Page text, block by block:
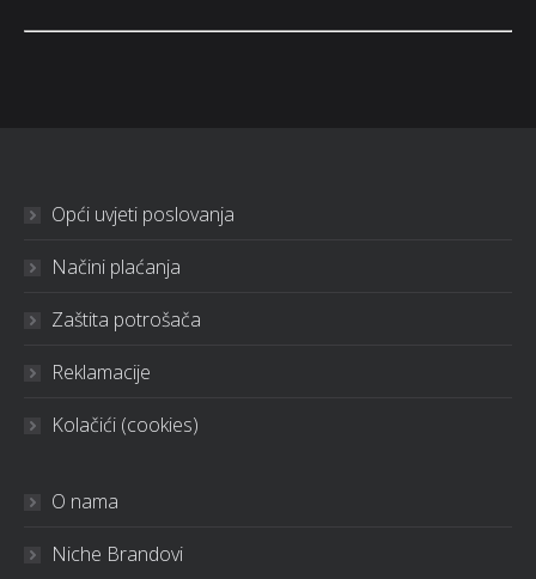
Opći uvjeti poslovanja
Načini plaćanja
Zaštita potrošača
Reklamacije
Kolačići (cookies)
O nama
Niche Brandovi